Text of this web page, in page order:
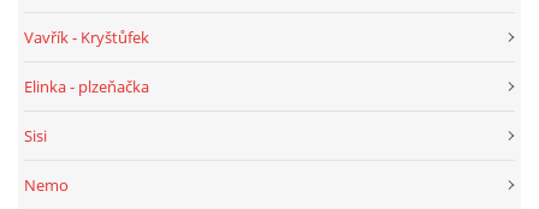
Vavřík - Kryštůfek
Elinka - plzeňačka
Sisi
Nemo